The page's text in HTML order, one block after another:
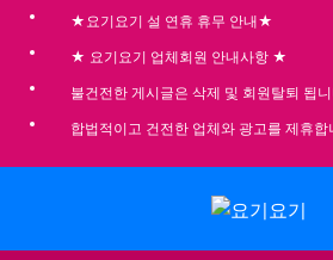
★요기요기 설 연휴 휴무 안내★
★ 요기요기 업체회원 안내사항 ★
불건전한 게시글은 삭제 및 회원탈퇴 됩
합법적이고 건전한 업체와 광고를 제휴합